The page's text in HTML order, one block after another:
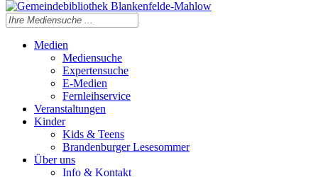
Medien
Mediensuche
Expertensuche
E-Medien
Fernleihservice
Veranstaltungen
Kinder
Kids & Teens
Brandenburger Lesesommer
Über uns
Info & Kontakt